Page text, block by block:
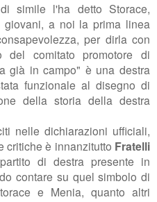
simile l'ha detto Storace,
a noi la prima linea
per dirla con
comitato promotore di
già in campo" è una destra
funzionale al disegno di
della storia della destra
nelle dichiarazioni ufficiali,
critiche è innanzitutto Fratelli
di destra presente in
contare su quel simbolo di
e Menia, quanto altri